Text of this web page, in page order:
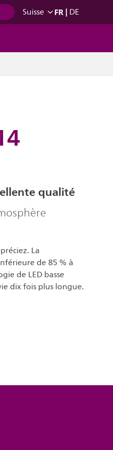
Suisse FR| DE
qualité
La
de 85 % à
de LED basse
dix fois plus longue.